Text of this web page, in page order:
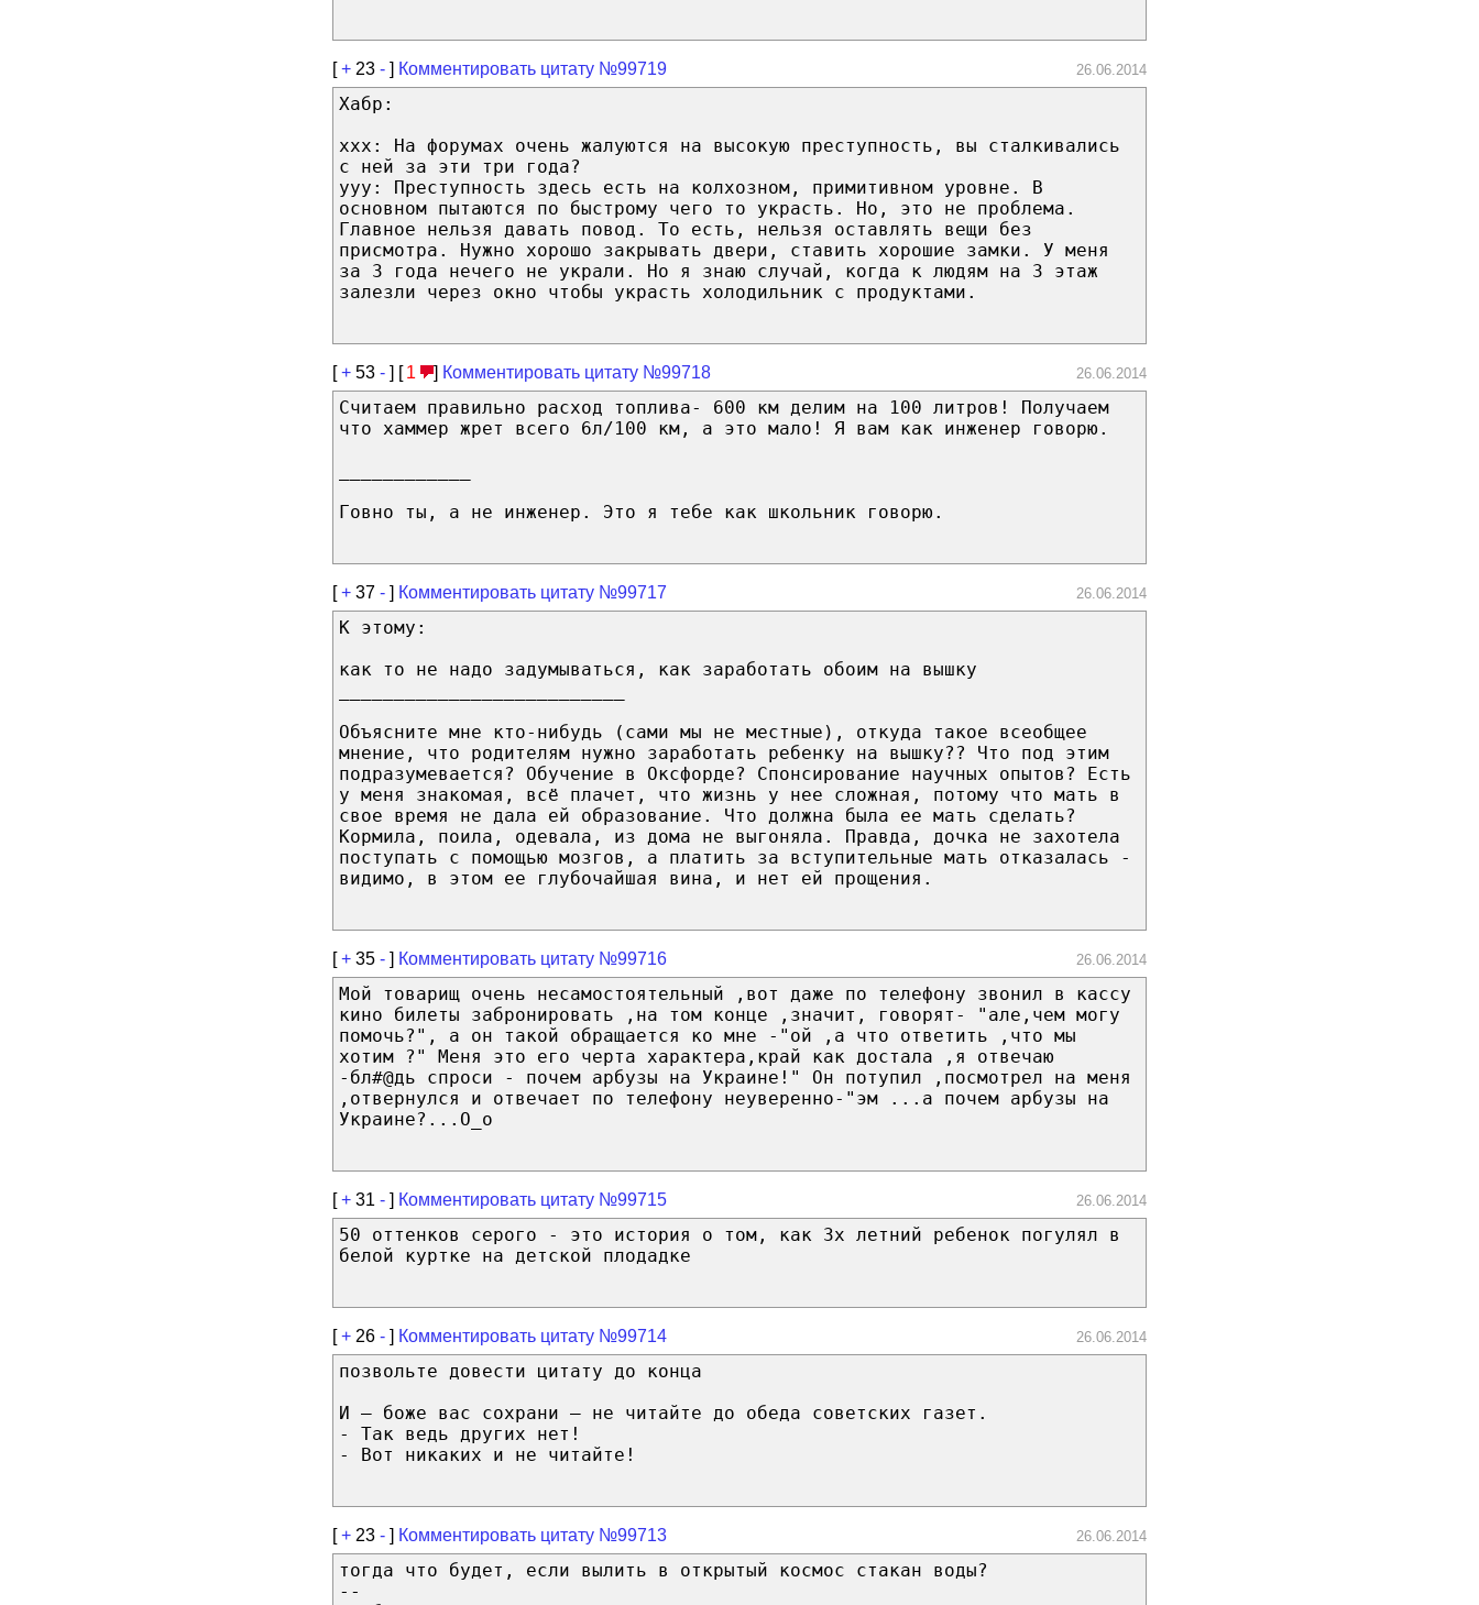
[+ 23 - ] Комментировать цитату №99719 26.06.2014
Хабр:
ххх: На форумах очень жалуются на высокую преступность, вы сталкивались
с ней за эти три года?
ууу: Преступность здесь есть на колхозном, примитивном уровне. В
основном пытаются по быстрому чего то украсть. Но, это не проблема.
Главное нельзя давать повод. То есть, нельзя оставлять вещи без
присмотра. Нужно хорошо закрывать двери, ставить хорошие замки. У меня
за 3 года нечего не украли. Но я знаю случай, когда к людям на 3 этаж
залезли через окно чтобы украсть холодильник с продуктами.
[+ 53 - ] [ 1 ] Комментировать цитату №99718 26.06.2014
Считаем правильно расход топлива- 600 км делим на 100 литров! Получаем
что хаммер жрет всего 6л/100 км, а это мало! Я вам как инженер говорю.
Говно ты, а не инженер. Это я тебе как школьник говорю.
[+ 37 - ] Комментировать цитату №99717 26.06.2014
К этому:
как то не надо задумываться, как заработать обоим на вышку
Объясните мне кто-нибудь (сами мы не местные), откуда такое всеобщее
мнение, что родителям нужно заработать ребенку на вышку?? Что под этим
подразумевается? Обучение в Оксфорде? Спонсирование научных опытов? Есть
у меня знакомая, всё плачет, что жизнь у нее сложная, потому что мать в
свое время не дала ей образование. Что должна была ее мать сделать?
Кормила, поила, одевала, из дома не выгоняла. Правда, дочка не захотела
поступать с помощью мозгов, а платить за вступительные мать отказалась -
видимо, в этом ее глубочайшая вина, и нет ей прощения.
[+ 35 - ] Комментировать цитату №99716 26.06.2014
Мой товарищ очень несамостоятельный ,вот даже по телефону звонил в кассу
кино билеты забронировать ,на том конце ,значит, говорят- "але,чем могу
помочь?", а он такой обращается ко мне -"ой ,а что ответить ,что мы
хотим ?" Меня это его черта характера,край как достала ,я отвечаю
-бл#@дь спроси - почем арбузы на Украине!" Он потупил ,посмотрел на меня
,отвернулся и отвечает по телефону неуверенно-"эм ...а почем арбузы на
Украине?...О_о
[+ 31 - ] Комментировать цитату №99715 26.06.2014
50 оттенков серого - это история о том, как 3х летний ребенок погулял в
белой куртке на детской плодадке
[+ 26 - ] Комментировать цитату №99714 26.06.2014
позвольте довести цитату до конца
И — боже вас сохрани — не читайте до обеда советских газет.
- Так ведь других нет!
- Вот никаких и не читайте!
[+ 23 - ] Комментировать цитату №99713 26.06.2014
тогда что будет, если вылить в открытый космос стакан воды?
--